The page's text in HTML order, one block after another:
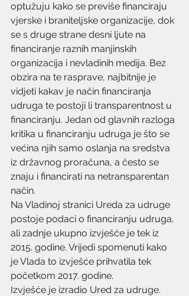
optužuju kako se previše financiraju
vjerske i braniteljske organizacije, dok
se s druge strane desni ljute na
financiranje raznih manjinskih
organizacija i nevladinih medija. Bez
obzira na te rasprave, najbitnije je
vidjeti kakav je način financiranja
udruga te postoji li transparentnost u
financiranju. Jedan od glavnih razloga
kritika u financiranju udruga je što se
većina njih samo oslanja na sredstva
iz državnog proračuna, a često se
znaju i financirati na netransparentan
način.
Na Vladinoj stranici Ureda za udruge
postoje podaci o financiranju udruga,
ali zadnje ukupno izvješće je tek iz
2015. godine. Vrijedi spomenuti kako
je Vlada to izvješće prihvatila tek
početkom 2017. godine.
Izvješće je izradio Ured za udruge.